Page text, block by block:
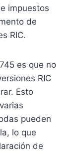
impuestos
de
RIC.
es que no
RIC
Esto
pueden
lo que
de